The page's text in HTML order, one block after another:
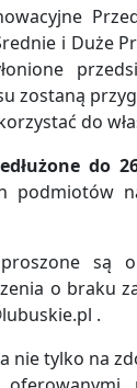
i Duże
zostaną
do
do
podmiotów
są o
o braku
.
nie tylko na